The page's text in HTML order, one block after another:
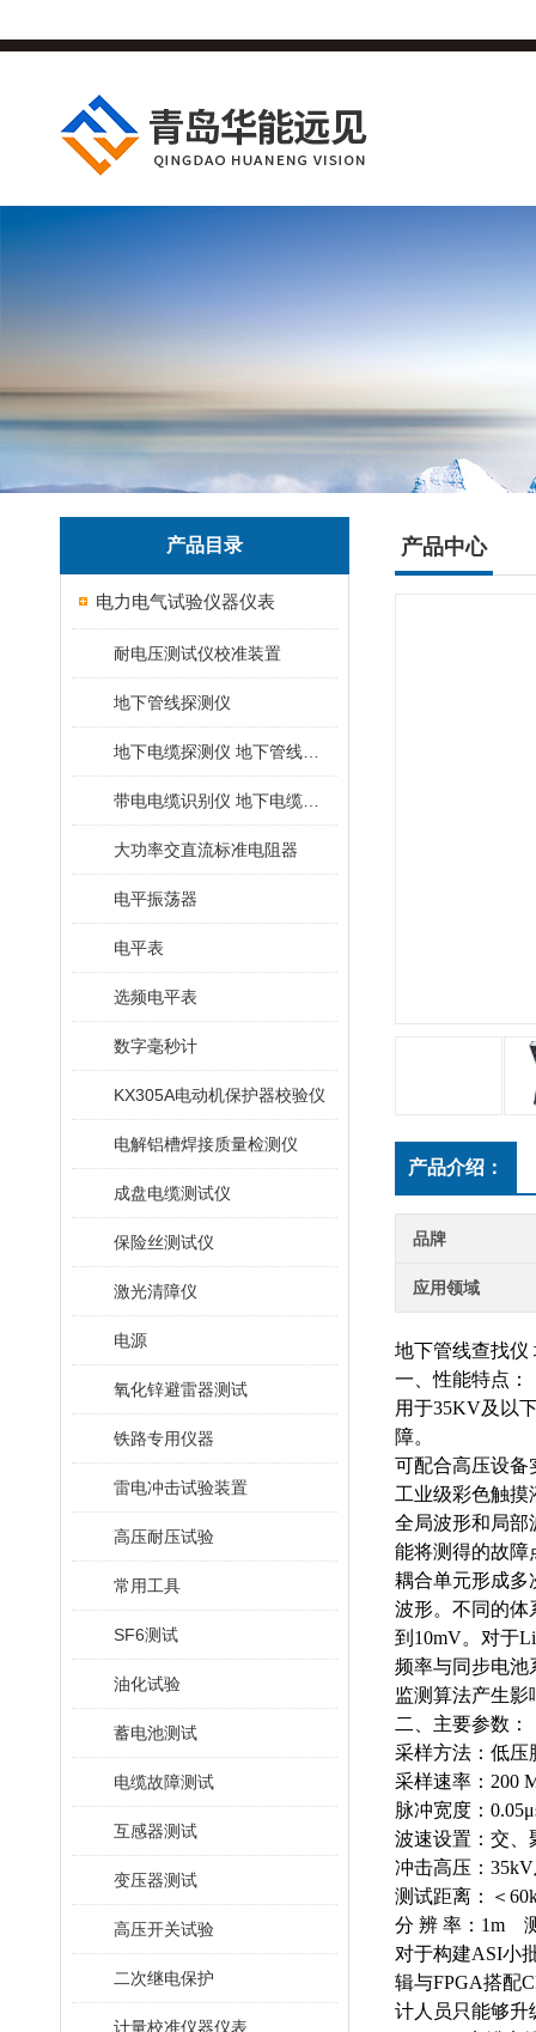
产品目录
电力电气试验仪器仪表
耐电压测试仪校准装置
地下管线探测仪
大功率交直流标准电阻器
电平振荡器
电平表
选频电平表
数字毫秒计
KX305A电动机保护器校验仪
电解铝槽焊接质量检测仪
成盘电缆测试仪
保险丝测试仪
激光清障仪
电源
氧化锌避雷器测试
铁路专用仪器
雷电冲击试验装置
高压耐压试验
常用工具
SF6测试
油化试验
蓄电池测试
电缆故障测试
互感器测试
变压器测试
高压开关试验
二次继电保护
计量校准仪器仪表
产品中心
产品介绍：
品牌
应用领域
地下管线查找仪
一、性能特点：
用于35KV及以
障。
可配合高压设备
工业级彩色触
全局波形和局部
能将测得的故障
耦合单元形成多
波形。不同的体
到10mV。对于
频率与同步电池
监测算法产生影
二、主要参数：
采样方法：低压
采样速率： 200
脉冲宽度： 0.05μ
波速设置：交、
冲击高压： 35kV
测试距离：＜
分 辨 率： 1m
对于构建ASI小
辑与FPGA搭配
计人员只能够升